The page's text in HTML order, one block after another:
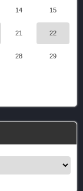
14 15
21 22
28 29